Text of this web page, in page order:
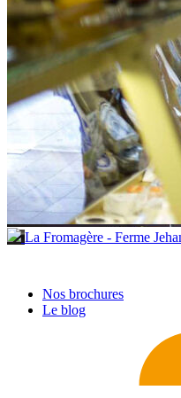
La Fromagère - Ferme
Nos brochures
Le blog